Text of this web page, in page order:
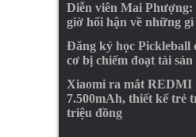
Diễn viên Mai Phượng:
giờ hối hận về những
Đăng ký học Pickleball
cơ bị chiếm đoạt tài sản
Xiaomi ra mắt REDMI
7.500mAh, thiết kế trẻ
triệu đồng